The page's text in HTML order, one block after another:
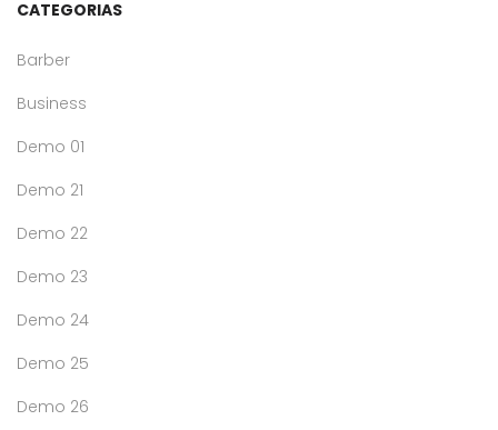
CATEGORIAS
Barber
Business
Demo 01
Demo 21
Demo 22
Demo 23
Demo 24
Demo 25
Demo 26